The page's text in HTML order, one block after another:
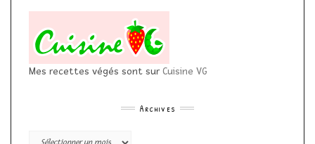
Mes recettes végés sont sur Cuisine VG
Archives
Archives